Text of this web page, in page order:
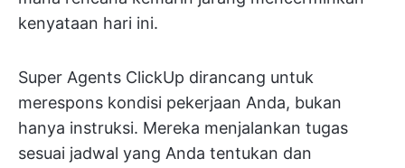
kenyataan hari ini.
Super Agents ClickUp dirancang untuk
merespons kondisi pekerjaan Anda, bukan
hanya instruksi. Mereka menjalankan tugas
sesuai jadwal yang Anda tentukan dan